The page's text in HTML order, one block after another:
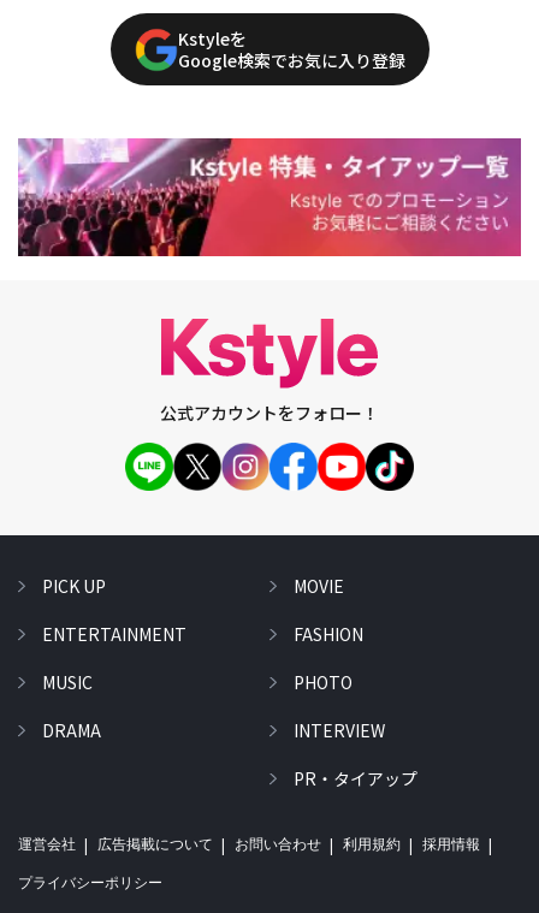
Kstyleを
Google検索でお気に入り登録
公式アカウントをフォロー！
PICK UP
ENTERTAINMENT
MUSIC
DRAMA
MOVIE
FASHION
PHOTO
INTERVIEW
PR・タイアップ
運営会社 広告掲載について お問い合わせ 利用規約 採用情報
プライバシーポリシー